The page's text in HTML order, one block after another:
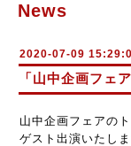
News
2020-07-09
「山中企画フェ
山中企画フェアの
ゲスト出演いたしま